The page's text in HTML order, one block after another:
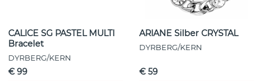
CALICE SG PASTEL MULTI
Bracelet
DYRBERG/KERN
€ 99
ARIANE Silber CRYSTAL
DYRBERG/KERN
€ 59